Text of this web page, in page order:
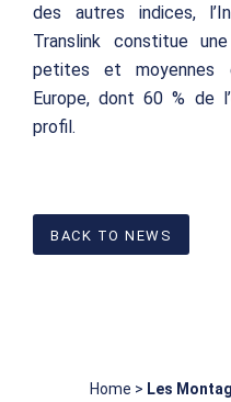
des autres indices,
Translink constitue
petites et moyennes
Europe, dont 60 % de
profil.
BACK TO NEWS
Home > Les